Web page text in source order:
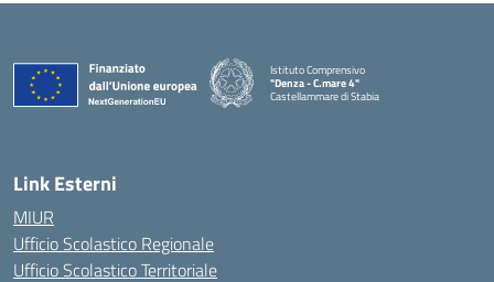
Istituto Comprensivo
"Denza - C.mare 4"
Castellammare di Stabia
Link Esterni
MIUR
Ufficio Scolastico Regionale
Ufficio Scolastico Territoriale